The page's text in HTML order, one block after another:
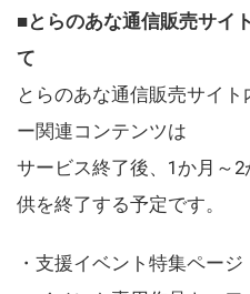
■とらのあな通信販売サイ
て
とらのあな通信販売サイト
ー関連コンテンツは
サービス終了後、1か月～
供を終了する予定です。
・支援イベント特集ページ